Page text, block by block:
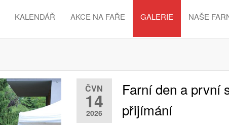
KALENDÁŘ AKCE NA FAŘE GALERIE NAŠE
ČVN
14
2026
Farní den a první
přijímání